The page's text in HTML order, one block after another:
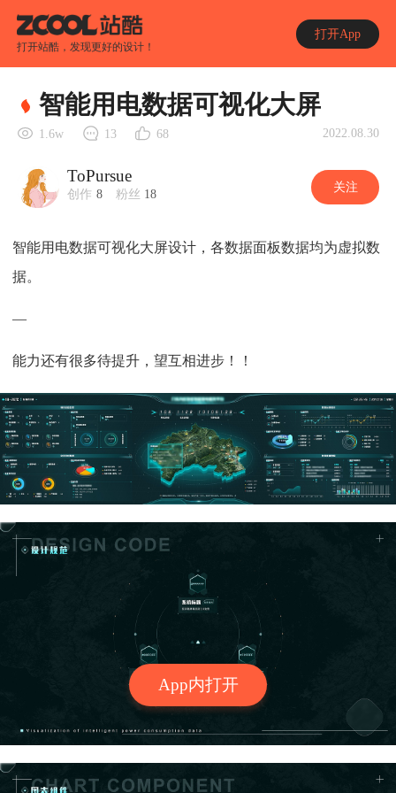
打开站酷，发现更好的设计！
打开App
App内打开
智能用电数据可视化大屏
1.6w 13 68 2022.08.30
ToPursue
创作 8 粉丝 18 关注
智能用电数据可视化大屏设计，各数据面板数据均为虚拟数
据。
—
能力还有很多待提升，望互相进步！！